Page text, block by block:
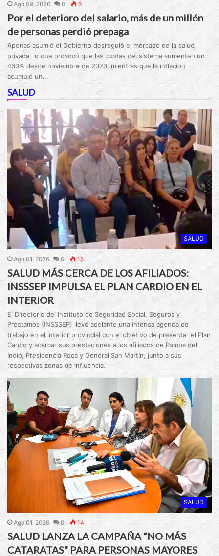
Ago 09, 2026 0 6
Por el deterioro del salario, más de un millón
de personas perdió prepaga
Apenas asumió el Gobierno desreguló el mercado de la salud
privada, lo que provocó que las cuotas del sistema aumenten un
460% desde noviembre de 2023, mientras que la inflación
acumuló un...
SALUD
SALUD
Ago 01, 2026 0 15
SALUD MÁS CERCA DE LOS AFILIADOS:
INSSSEP IMPULSA EL PLAN CARDIO EN EL
INTERIOR
El Directorio del Instituto de Seguridad Social, Seguros y
Préstamos (INSSSEP) llevó adelante una intensa agenda de
trabajo en el interior provincial con el objetivo de presentar el Plan
Cardio y acercar sus prestaciones a los afiliados de Pampa del
Indio, Presidencia Roca y General San Martín, junto a sus
respectivas zonas de influencia.
SALUD
Ago 01, 2026 0 14
SALUD LANZA LA CAMPAÑA “NO MÁS
CATARATAS” PARA PERSONAS MAYORES